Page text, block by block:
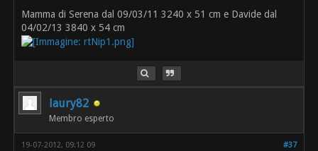
Mamma di Serena dal 09/03/11 3240 x 51 cm e Davide dal
04/02/13 3840 x 54 cm
laury82
Membro esperto
#37
19-07-2012, 09:12 09